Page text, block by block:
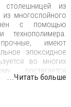
из
многослойного
с помощью
имеют
эпоксидное
во многих
достигается
залов
...Читать больше